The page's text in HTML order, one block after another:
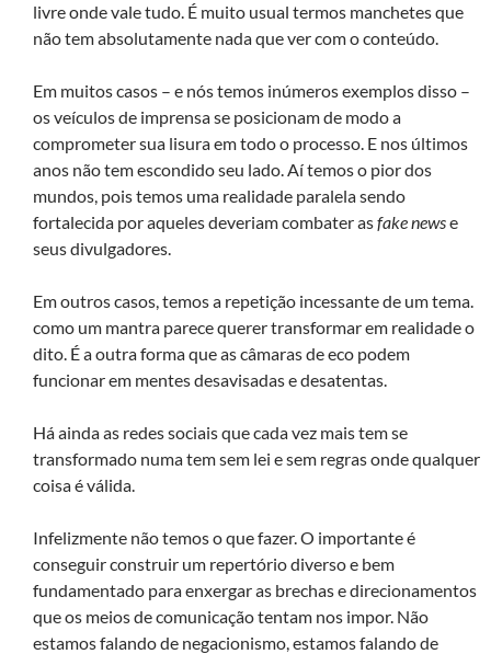
livre onde vale tudo. É muito usual termos manchetes que
não tem absolutamente nada que ver com o conteúdo.
Em muitos casos – e nós temos inúmeros exemplos disso –
os veículos de imprensa se posicionam de modo a
comprometer sua lisura em todo o processo. E nos últimos
anos não tem escondido seu lado. Aí temos o pior dos
mundos, pois temos uma realidade paralela sendo
fortalecida por aqueles deveriam combater asfake newse
seus divulgadores.
Em outros casos, temos a repetição incessante de um tema.
como um mantra parece querer transformar em realidade o
dito. É a outra forma que as câmaras de eco podem
funcionar em mentes desavisadas e desatentas.
Há ainda as redes sociais que cada vez mais tem se
transformado numa tem sem lei e sem regras onde qualquer
coisa é válida.
Infelizmente não temos o que fazer. O importante é
conseguir construir um repertório diverso e bem
fundamentado para enxergar as brechas e direcionamentos
que os meios de comunicação tentam nos impor. Não
estamos falando de negacionismo, estamos falando de